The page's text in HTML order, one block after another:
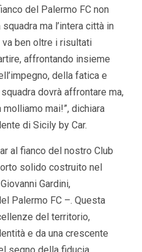
del Palermo FC non
ma l’intera città in
ben oltre i risultati
affrontando insieme
della fatica e
dovrà affrontare ma,
mai!”, dichiara
di Sicily by Car.
al fianco del nostro Club
solido costruito nel
Gardini,
Palermo FC –. Questa
del territorio,
e da una crescente